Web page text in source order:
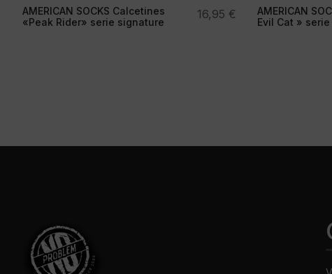
AMERICAN SOCKS Calcetines
«Peak Rider» serie signature
16,95 €
AMERICAN
Evil Cat »